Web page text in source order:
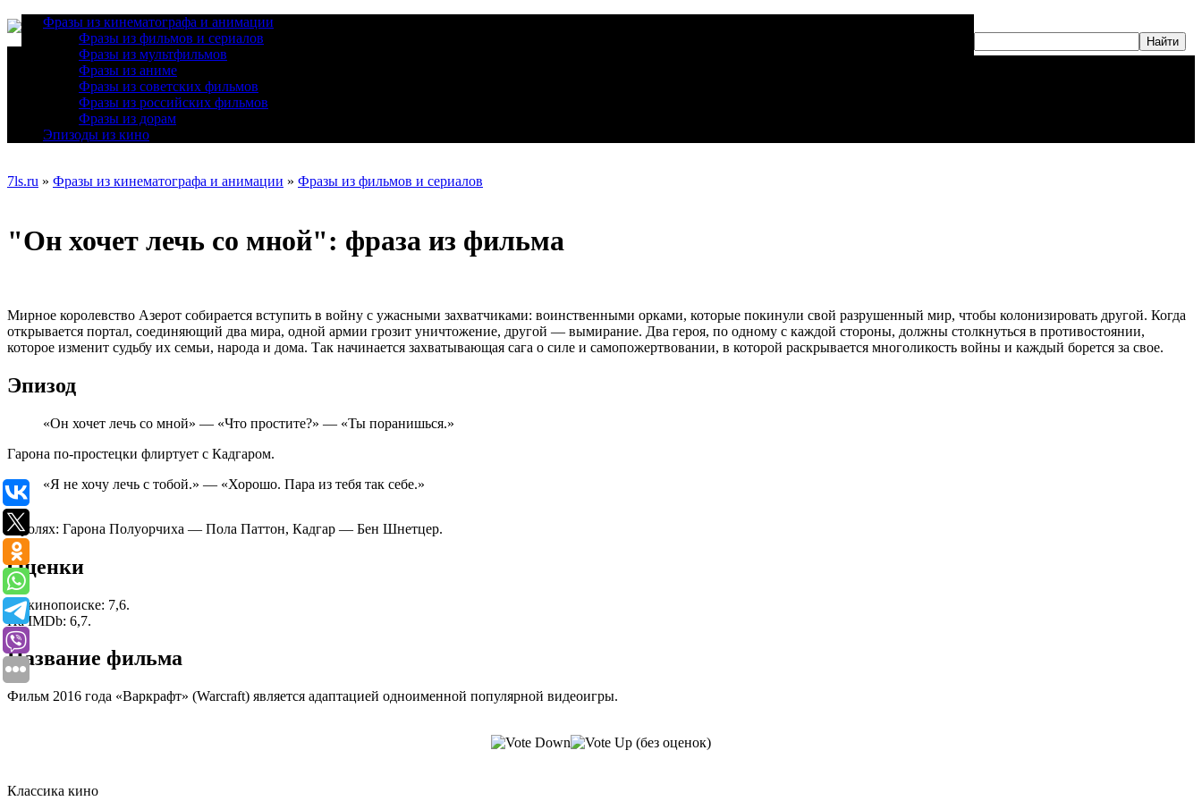
Фразы из кинематографа и анимации
Фразы из фильмов и сериалов
Фразы из мультфильмов
Фразы из аниме
Фразы из советских фильмов
Фразы из российских фильмов
Фразы из дорам
Эпизоды из кино
7ls.ru » Фразы из кинематографа и анимации » Фразы из фильмов и сериалов
"Он хочет лечь со мной": фраза из фильма
Мирное королевство Азерот собирается вступить в войну с ужасными захватчиками: воинственными орками, которые покинули свой разрушенный мир, чтобы колонизировать другой. Когда
открывается портал, соединяющий два мира, одной армии грозит уничтожение, другой — вымирание. Два героя, по одному с каждой стороны, должны столкнуться в противостоянии,
которое изменит судьбу их семьи, народа и дома. Так начинается захватывающая сага о силе и самопожертвовании, в которой раскрывается многоликость войны и каждый борется за свое.
Эпизод
«Он хочет лечь со мной» — «Что простите?» — «Ты поранишься.»
Гарона по-простецки флиртует с Кадгаром.
«Я не хочу лечь с тобой.» — «Хорошо. Пара из тебя так себе.»
В ролях: Гарона Полуорчиха — Пола Паттон, Кадгар — Бен Шнетцер.
Оценки
На кинопоиске: 7,6.
На IMDb: 6,7.
Название фильма
Фильм 2016 года «Варкрафт» (Warcraft) является адаптацией одноименной популярной видеоигры.
(без оценок)
Классика кино